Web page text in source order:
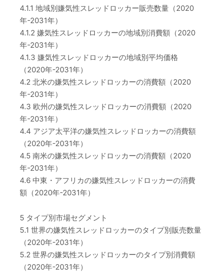
4.1.1 地域別嫌気性スレッドロッカー販売数量（2020
年-2031年）
4.1.2 嫌気性スレッドロッカーの地域別消費額（2020
年-2031年）
4.1.3 嫌気性スレッドロッカーの地域別平均価格
（2020年-2031年）
4.2 北米の嫌気性スレッドロッカーの消費額（2020
年-2031年）
4.3 欧州の嫌気性スレッドロッカーの消費額（2020
年-2031年）
4.4 アジア太平洋の嫌気性スレッドロッカーの消費額
（2020年-2031年）
4.5 南米の嫌気性スレッドロッカーの消費額（2020
年-2031年）
4.6 中東・アフリカの嫌気性スレッドロッカーの消費
額（2020年-2031年）
5 タイプ別市場セグメント
5.1 世界の嫌気性スレッドロッカーのタイプ別販売数量
（2020年-2031年）
5.2 世界の嫌気性スレッドロッカーのタイプ別消費額
（2020年-2031年）